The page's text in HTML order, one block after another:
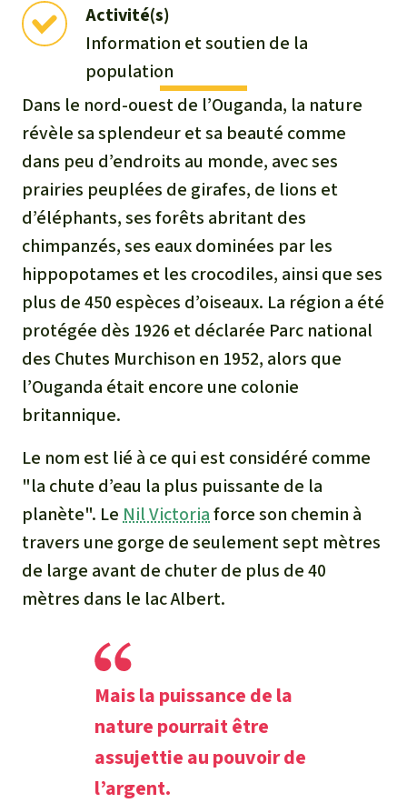
Les barrages
Le ciment et le béton
Les routes
Activité(s)
Information et soutien de la
population
Dans le nord-ouest de l’Ouganda, la nature
révèle sa splendeur et sa beauté comme
dans peu d’endroits au monde, avec ses
prairies peuplées de girafes, de lions et
d’éléphants, ses forêts abritant des
chimpanzés, ses eaux dominées par les
hippopotames et les crocodiles, ainsi que ses
plus de 450 espèces d’oiseaux. La région a été
protégée dès 1926 et déclarée Parc national
des Chutes Murchison en 1952, alors que
l’Ouganda était encore une colonie
britannique.
Le nom est lié à ce qui est considéré comme
"la chute d’eau la plus puissante de la
planète". Le Nil Victoriaforce son chemin à
travers une gorge de seulement sept mètres
de large avant de chuter de plus de 40
mètres dans le lac Albert.
Mais la puissance de la
nature pourrait être
assujettie au pouvoir de
l’argent.